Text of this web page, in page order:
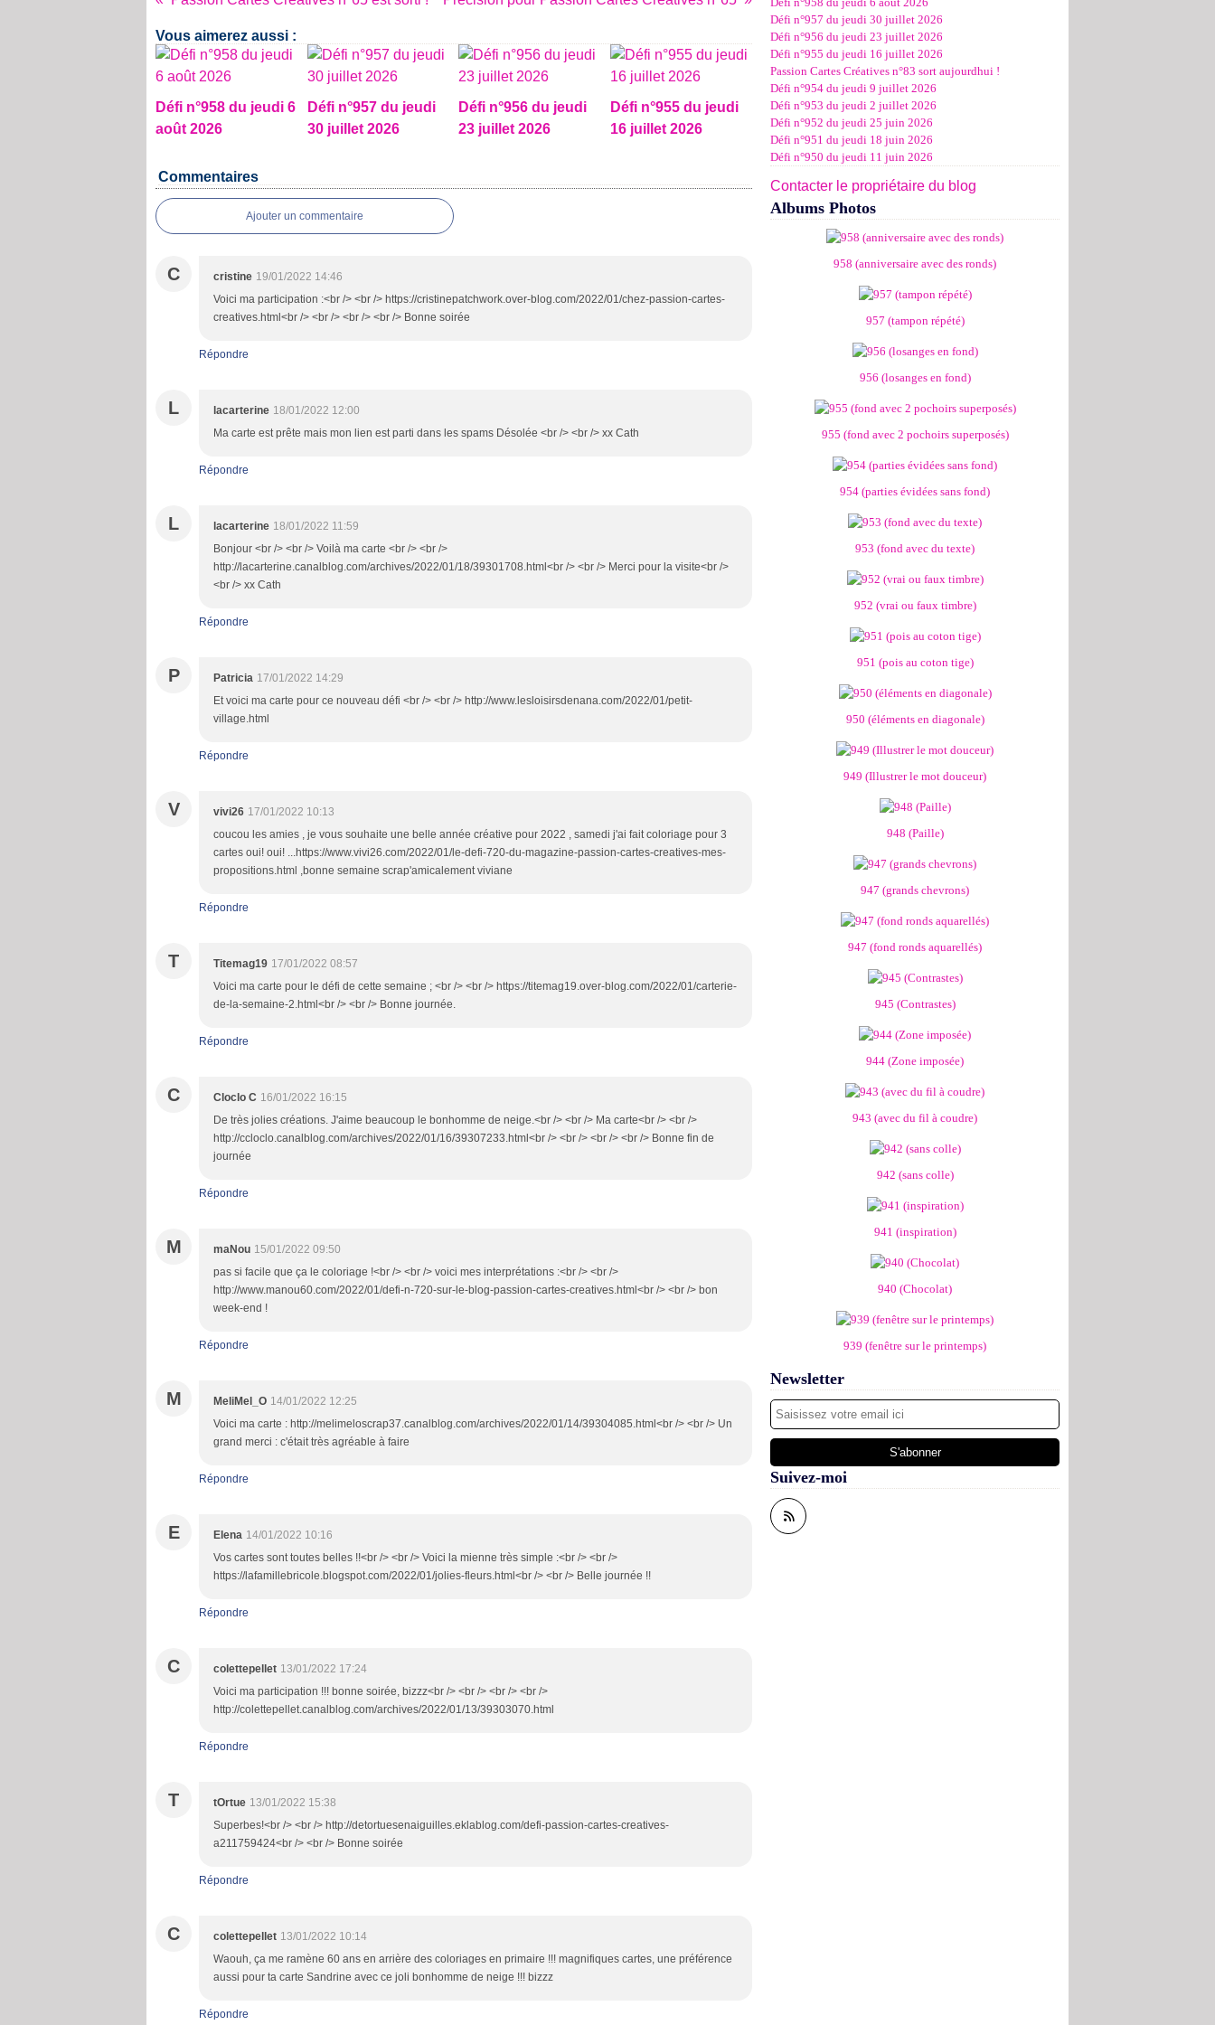
Vous aimerez aussi :
Défi n°958 du jeudi 6
août 2026
Défi n°957 du jeudi
30 juillet 2026
Défi n°956 du jeudi
23 juillet 2026
Défi n°955 du jeudi
16 juillet 2026
Commentaires
Ajouter un commentaire
C cristine 19/01/2022 14:46
Voici ma participation :<br /> <br /> https://cristinepatchwork.over-blog.com/2022/01/chez-passion-cartes-
creatives.html<br /> <br /> <br /> <br /> Bonne soirée
Répondre
L lacarterine 18/01/2022 12:00
Ma carte est prête mais mon lien est parti dans les spams Désolée <br /> <br /> xx Cath
Répondre
L lacarterine 18/01/2022 11:59
Bonjour <br /> <br /> Voilà ma carte <br /> <br />
http://lacarterine.canalblog.com/archives/2022/01/18/39301708.html<br /> <br /> Merci pour la visite<br />
<br /> xx Cath
Répondre
P Patricia 17/01/2022 14:29
Et voici ma carte pour ce nouveau défi <br /> <br /> http://www.lesloisirsdenana.com/2022/01/petit-
village.html
Répondre
V vivi26 17/01/2022 10:13
coucou les amies , je vous souhaite une belle année créative pour 2022 , samedi j'ai fait coloriage pour 3
cartes oui! oui! ...https://www.vivi26.com/2022/01/le-defi-720-du-magazine-passion-cartes-creatives-mes-
propositions.html ,bonne semaine scrap'amicalement viviane
Répondre
T Titemag19 17/01/2022 08:57
Voici ma carte pour le défi de cette semaine ; <br /> <br /> https://titemag19.over-blog.com/2022/01/carterie-
de-la-semaine-2.html<br /> <br /> Bonne journée.
Répondre
C Cloclo C 16/01/2022 16:15
De très jolies créations. J'aime beaucoup le bonhomme de neige.<br /> <br /> Ma carte<br /> <br />
http://ccloclo.canalblog.com/archives/2022/01/16/39307233.html<br /> <br /> <br /> <br /> Bonne fin de
journée
Répondre
M maNou 15/01/2022 09:50
pas si facile que ça le coloriage !<br /> <br /> voici mes interprétations :<br /> <br />
http://www.manou60.com/2022/01/defi-n-720-sur-le-blog-passion-cartes-creatives.html<br /> <br /> bon
week-end !
Répondre
M MeliMel_O 14/01/2022 12:25
Voici ma carte : http://melimeloscrap37.canalblog.com/archives/2022/01/14/39304085.html<br /> <br /> Un
grand merci : c'était très agréable à faire
Répondre
E Elena 14/01/2022 10:16
Vos cartes sont toutes belles !!<br /> <br /> Voici la mienne très simple :<br /> <br />
https://lafamillebricole.blogspot.com/2022/01/jolies-fleurs.html<br /> <br /> Belle journée !!
Répondre
C colettepellet 13/01/2022 17:24
Voici ma participation !!! bonne soirée, bizzz<br /> <br /> <br /> <br />
http://colettepellet.canalblog.com/archives/2022/01/13/39303070.html
Répondre
T tOrtue 13/01/2022 15:38
Superbes!<br /> <br /> http://detortuesenaiguilles.eklablog.com/defi-passion-cartes-creatives-
a211759424<br /> <br /> Bonne soirée
Répondre
C colettepellet 13/01/2022 10:14
Waouh, ça me ramène 60 ans en arrière des coloriages en primaire !!! magnifiques cartes, une préférence
aussi pour ta carte Sandrine avec ce joli bonhomme de neige !!! bizzz
Répondre
Janvier (4)
Février (8)
Janvier (6)
Mars(12)
Février (14)
Janvier (13)
Avril(19)
Mars(13)
Février (14)
Janvier (15)
Mai(11)
Avril(14)
Mars(16)
Février (14)
Janvier(18)
Juin(16)
Mai(19)
Avril(24)
Mars(16)
Février(15)
Janvier (19)
Juillet(17)
Juin(15)
Mai(19)
Avril(20)
Mars(8)
Février(17)
Janvier (15)
Défi n°957 du jeudi 30 juillet 2026
Défi n°956 du jeudi 23 juillet 2026
Défi n°955 du jeudi 16 juillet 2026
Passion Cartes Créatives n°83 sort aujourdhui !
Défi n°954 du jeudi 9 juillet 2026
Défi n°953 du jeudi 2 juillet 2026
Défi n°952 du jeudi 25 juin 2026
Défi n°951 du jeudi 18 juin 2026
Défi n°950 du jeudi 11 juin 2026
Contacter le propriétaire du blog
Albums Photos
958 (anniversaire avec des ronds)
957 (tampon répété)
956 (losanges en fond)
955 (fond avec 2 pochoirs superposés)
954 (parties évidées sans fond)
953 (fond avec du texte)
952 (vrai ou faux timbre)
951 (pois au coton tige)
950 (éléments en diagonale)
949 (Illustrer le mot douceur)
948 (Paille)
947 (grands chevrons)
947 (fond ronds aquarellés)
945 (Contrastes)
944 (Zone imposée)
943 (avec du fil à coudre)
942 (sans colle)
941 (inspiration)
940 (Chocolat)
939 (fenêtre sur le printemps)
Newsletter
Suivez-moi